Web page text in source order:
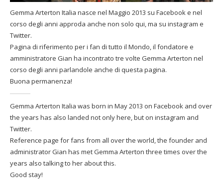
Gemma Arterton Italia nasce nel Maggio 2013 su Facebook e nel
corso degli anni approda anche non solo qui, ma su instagram e
Twitter.
Pagina di riferimento per i fan di tutto il Mondo, il fondatore e
amministratore Gian ha incontrato tre volte Gemma Arterton nel
corso degli anni parlandole anche di questa pagina.
Buona permanenza!
Gemma Arterton Italia was born in May 2013 on Facebook and over
the years has also landed not only here, but on instagram and
Twitter.
Reference page for fans from all over the world, the founder and
administrator Gian has met Gemma Arterton three times over the
years also talking to her about this.
Good stay!